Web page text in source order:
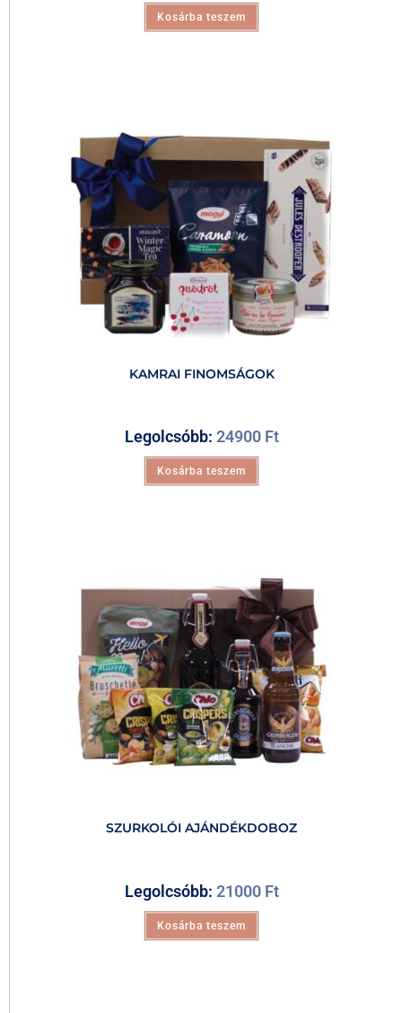
Kosárba teszem
KAMRAI FINOMSÁGOK
Legolcsóbb: 24900 Ft
Kosárba teszem
SZURKOLÓI AJÁNDÉKDOBOZ
Legolcsóbb: 21000 Ft
Kosárba teszem